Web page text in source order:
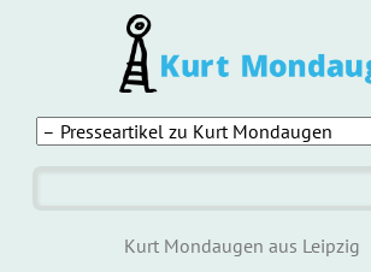
Navigation
Kurt Mondaugen aus Leipzig